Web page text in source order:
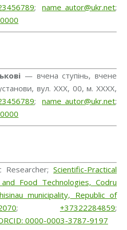
; name_autor@ukr.net;
— вчена ступінь, вчене
вул. ХХХ, 00, м. ХХХХ,
; name_autor@ukr.net;
Scientific-Practical
Food Technologies, Codru
municipality, Republic of
; +37322284859;
0000-0003-3787-9197